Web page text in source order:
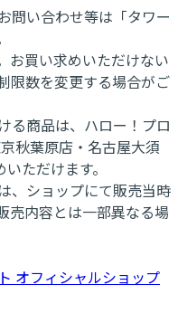
問い合わせ等は「タワー
お買い求めいただけない
限数を変更する場合がご
る商品は、ハロー！プロ
秋葉原店・名古屋大須
ただけます。
、ショップにて販売当時
売内容とは一部異なる場
オフィシャルショップ